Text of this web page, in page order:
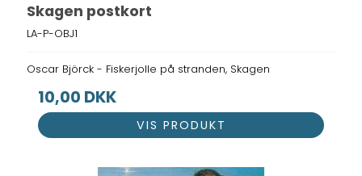
Skagen postkort
LA-P-OBJ1
Oscar Björck - Fiskerjolle på stranden, Skagen
10,00 DKK
VIS PRODUKT